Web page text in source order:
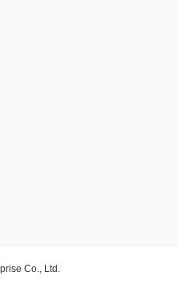
Co., Ltd.